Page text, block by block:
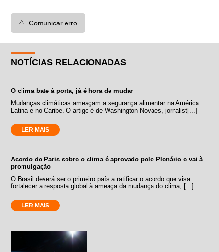
⚠️ Comunicar erro
NOTÍCIAS RELACIONADAS
O clima bate à porta, já é hora de mudar
Mudanças climáticas ameaçam a segurança alimentar na América
Latina e no Caribe. O artigo é de Washington Novaes, jornalist[...]
LER MAIS
Acordo de Paris sobre o clima é aprovado pelo Plenário e vai à
promulgação
O Brasil deverá ser o primeiro país a ratificar o acordo que visa
fortalecer a resposta global à ameaça da mudança do clima, [...]
LER MAIS